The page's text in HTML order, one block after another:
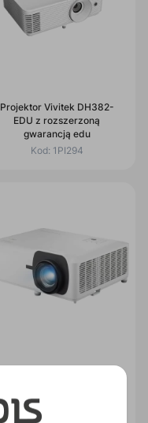
Projektor Vivitek DH382-
EDU z rozszerzoną
gwarancją edu
Kod: 1PI294
Kod: